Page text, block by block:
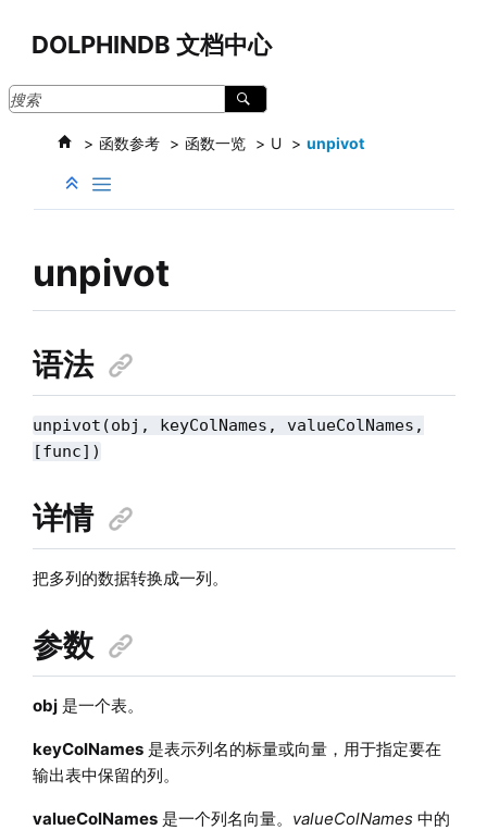
DOLPHINDB 文档中心
函数参考 函数一览 U unpivot
unpivot
语法
unpivot(obj, keyColNames, valueColNames,
[func])
详情
把多列的数据转换成一列。
参数
obj是一个表。
keyColNames是表示列名的标量或向量，用于指定要在
输出表中保留的列。
valueColNames是一个列名向量。 valueColNames中的